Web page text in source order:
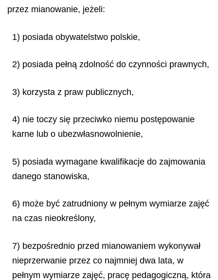
przez mianowanie, jeżeli:
1) posiada obywatelstwo polskie,
2) posiada pełną zdolność do czynności prawnych,
3) korzysta z praw publicznych,
4) nie toczy się przeciwko niemu postępowanie
karne lub o ubezwłasnowolnienie,
5) posiada wymagane kwalifikacje do zajmowania
danego stanowiska,
6) może być zatrudniony w pełnym wymiarze zajęć
na czas nieokreślony,
7) bezpośrednio przed mianowaniem wykonywał
nieprzerwanie przez co najmniej dwa lata, w
pełnym wymiarze zajęć, pracę pedagogiczną, która